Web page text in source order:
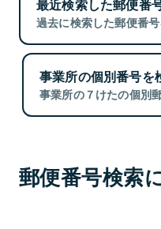
最近検索した郵便番
過去に検索した郵便番号
事業所の個別番号を
事業所の７けたの個別
郵便番号検索